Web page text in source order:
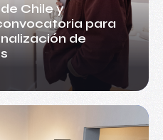
Chile y
para
de